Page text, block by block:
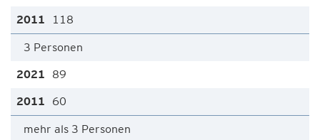
118
3 Personen
89
60
mehr als 3 Personen